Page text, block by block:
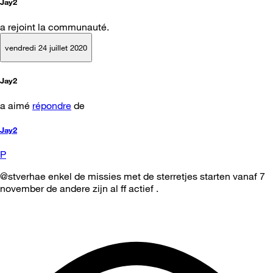
Jay2
a rejoint la communauté.
vendredi 24 juillet 2020
Jay2
a aimé répondre de
Jay2
P
@stverhae enkel de missies met de sterretjes starten vanaf 7
november de andere zijn al ff actief .